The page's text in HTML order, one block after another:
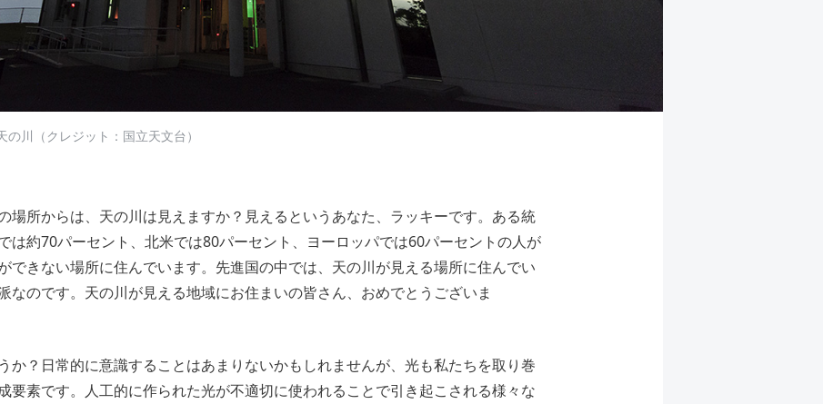
川（クレジット：国立天文台）
場所からは、天の川は見えますか？見えるというあなた、ラッキーです。ある統
は約70パーセント、北米では80パーセント、ヨーロッパでは60パーセントの人が
できない場所に住んでいます。先進国の中では、天の川が見える場所に住んでい
なのです。天の川が見える地域にお住まいの皆さん、おめでとうございま
か？日常的に意識することはあまりないかもしれませんが、光も私たちを取り巻
要素です。人工的に作られた光が不適切に使われることで引き起こされる様々な